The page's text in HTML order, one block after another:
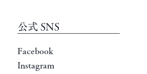
公式 SNS
Facebook
Instagram